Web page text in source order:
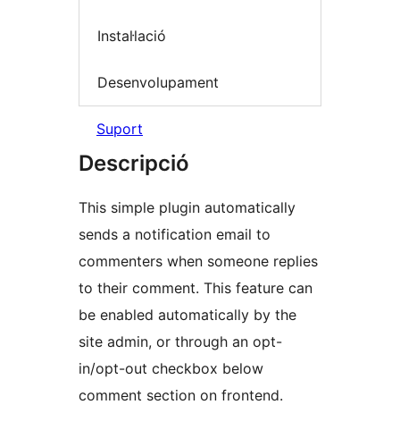
Instal·lació
Desenvolupament
Suport
Descripció
This simple plugin automatically
sends a notification email to
commenters when someone replies
to their comment. This feature can
be enabled automatically by the
site admin, or through an opt-
in/opt-out checkbox below
comment section on frontend.